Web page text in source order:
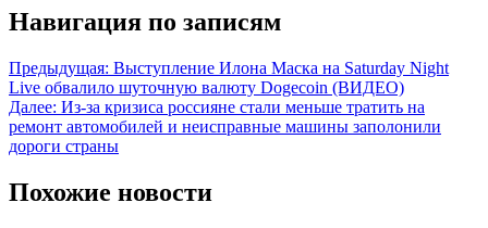
Навигация по записям
Предыдущая: Выступление Илона Маска на Saturday Night
Live обвалило шуточную валюту Dogecoin (ВИДЕО)
Далее: Из-за кризиса россияне стали меньше тратить на
ремонт автомобилей и неисправные машины заполонили
дороги страны
Похожие новости